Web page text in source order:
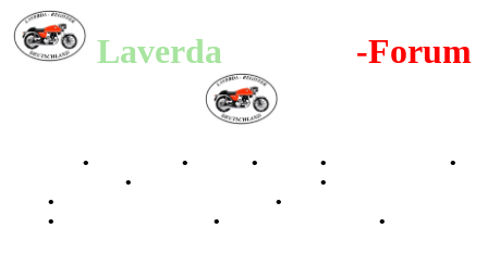
Laverda -Forum
• • • •
•
• •
• •
• • •